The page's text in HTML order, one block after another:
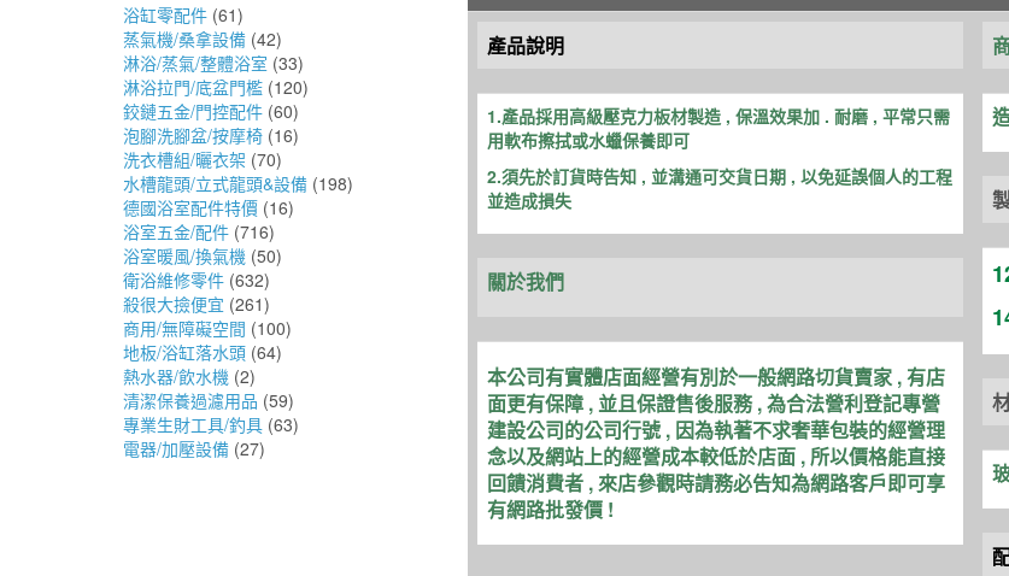
浴缸零配件 (61)
蒸氣機/桑拿設備 (42)
淋浴/蒸氣/整體浴室 (33)
淋浴拉門/底盆門檻 (120)
鉸鏈五金/門控配件 (60)
泡腳洗腳盆/按摩椅 (16)
洗衣槽組/曬衣架 (70)
水槽龍頭/立式龍頭&設備 (198)
德國浴室配件特價 (16)
浴室五金/配件 (716)
浴室暖風/換氣機 (50)
衛浴維修零件 (632)
殺很大撿便宜 (261)
商用/無障礙空間 (100)
地板/浴缸落水頭 (64)
熱水器/飲水機 (2)
清潔保養過濾用品 (59)
專業生財工具/釣具 (63)
電器/加壓設備 (27)
產品說明
1.產品採用高級壓克力板材製造 , 保溫效果加 . 耐磨 , 平常只需
用軟布擦拭或水蠟保養即可
2.須先於訂貨時告知 , 並溝通可交貨日期 , 以免延誤個人的工程
並造成損失
關於我們
本公司有實體店面經營有別於一般網路切貨賣家 , 有店
面更有保障 , 並且保證售後服務 , 為合法營利登記專營
建設公司的公司行號 , 因為執著不求奢華包裝的經營理
念以及網站上的經營成本較低於店面 , 所以價格能直接
回饋消費者 , 來店參觀時請務必告知為網路客戶即可享
有網路批發價 !